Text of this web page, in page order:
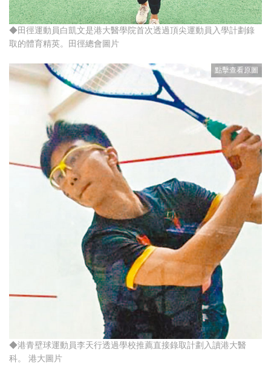
◆田徑運動員白凱文是港大醫學院首次透過頂尖運動員入學計劃錄
取的體育精英。田徑總會圖片
◆港青壁球運動員李天行透過學校推薦直接錄取計劃入讀港大醫
科。 港大圖片